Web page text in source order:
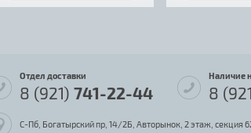
Отдел доставки
8 (921) 741-22-44
Наличие
8
С-Пб, Богатырский пр, 14/2Б, Авторынок, 2 этаж, секция